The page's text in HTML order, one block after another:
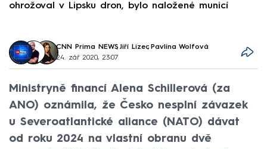
ohrožoval v Lipsku dron, bylo naložené municí
CNN Prima NEWS, Jiří Lizec, Pavlína Wolfová
24. zář 2020, 23:07
Ministryně financí Alena Schillerová (za
ANO) oznámila, že Česko nesplní závazek
u Severoatlantické aliance (NATO) dávat
od roku 2024 na vlastní obranu dvě